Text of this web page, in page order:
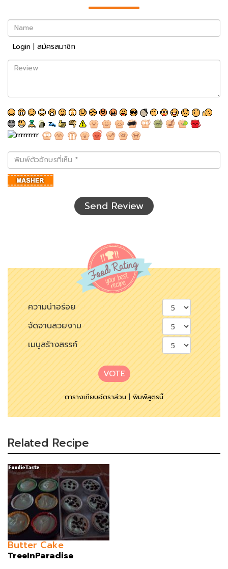
Name
Login | สมัครสมาชิก
Review
พิมพ์
ตัว
อักษร
ที่
Send Review
ความน่าอร่อย
จัดจานสวยงาม
เมนูสร้างสรรค์
VOTE
ตารางเทียบอัตราส่วน|พิมพ์สูตรนี้
Related Recipe
Butter Cake
TreeInParadise